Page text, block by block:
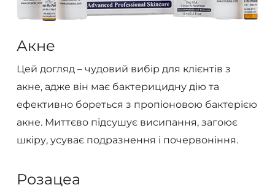
Акне
Цей догляд – чудовий вибір для клієнтів з
акне, адже він має бактерицидну дію та
ефективно бореться з пропіоновою бактерією
акне. Миттєво підсушує висипання, загоює
шкіру, усуває подразнення і почервоніння.
Розацеа